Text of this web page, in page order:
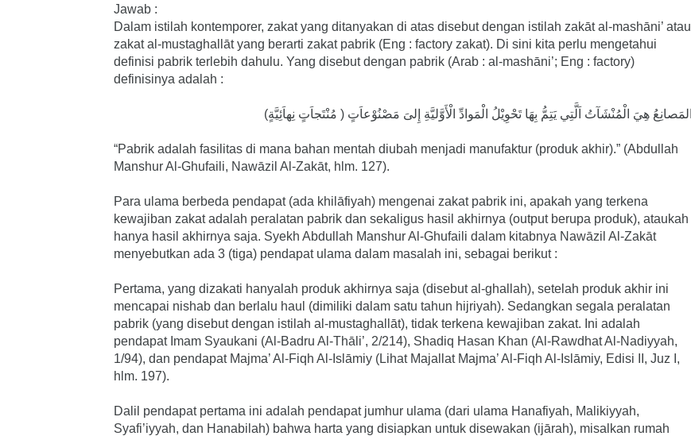
Jawab :
Dalam istilah kontemporer, zakat yang ditanyakan di atas disebut dengan istilah zakāt al-mashāni’ atau
zakat al-mustaghallāt yang berarti zakat pabrik (Eng : factory zakat). Di sini kita perlu mengetahui
definisi pabrik terlebih dahulu. Yang disebut dengan pabrik (Arab : al-mashāni’; Eng : factory)
definisinya adalah :
المَصانِعُ هِيَ الْمُنْشَآتُ اَلَّتِي يَتِمُّ بِهَا تَحْوِيْلُ الْمَوادِّ الْأَوَّليَّةِ إِلىَ مَصْنُوْعاَتٍ ( مُنْتَجاَتٍ نِهاَئِيَّةٍ)
“Pabrik adalah fasilitas di mana bahan mentah diubah menjadi manufaktur (produk akhir).” (Abdullah
Manshur Al-Ghufaili, Nawāzil Al-Zakāt, hlm. 127).
Para ulama berbeda pendapat (ada khilāfiyah) mengenai zakat pabrik ini, apakah yang terkena
kewajiban zakat adalah peralatan pabrik dan sekaligus hasil akhirnya (output berupa produk), ataukah
hanya hasil akhirnya saja. Syekh Abdullah Manshur Al-Ghufaili dalam kitabnya Nawāzil Al-Zakāt
menyebutkan ada 3 (tiga) pendapat ulama dalam masalah ini, sebagai berikut :
Pertama, yang dizakati hanyalah produk akhirnya saja (disebut al-ghallah), setelah produk akhir ini
mencapai nishab dan berlalu haul (dimiliki dalam satu tahun hijriyah). Sedangkan segala peralatan
pabrik (yang disebut dengan istilah al-mustaghallāt), tidak terkena kewajiban zakat. Ini adalah
pendapat Imam Syaukani (Al-Badru Al-Thāli’, 2/214), Shadiq Hasan Khan (Al-Rawdhat Al-Nadiyyah,
1/94), dan pendapat Majma’ Al-Fiqh Al-Islāmiy (Lihat Majallat Majma’ Al-Fiqh Al-Islāmiy, Edisi II, Juz I,
hlm. 197).
Dalil pendapat pertama ini adalah pendapat jumhur ulama (dari ulama Hanafiyah, Malikiyyah,
Syafi’iyyah, dan Hanabilah) bahwa harta yang disiapkan untuk disewakan (ijārah), misalkan rumah